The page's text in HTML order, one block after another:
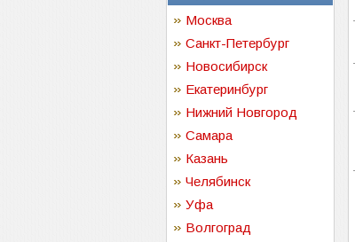
Москва
Санкт-Петербург
Новосибирск
Екатеринбург
Нижний Новгород
Самара
Казань
Челябинск
Уфа
Волгоград